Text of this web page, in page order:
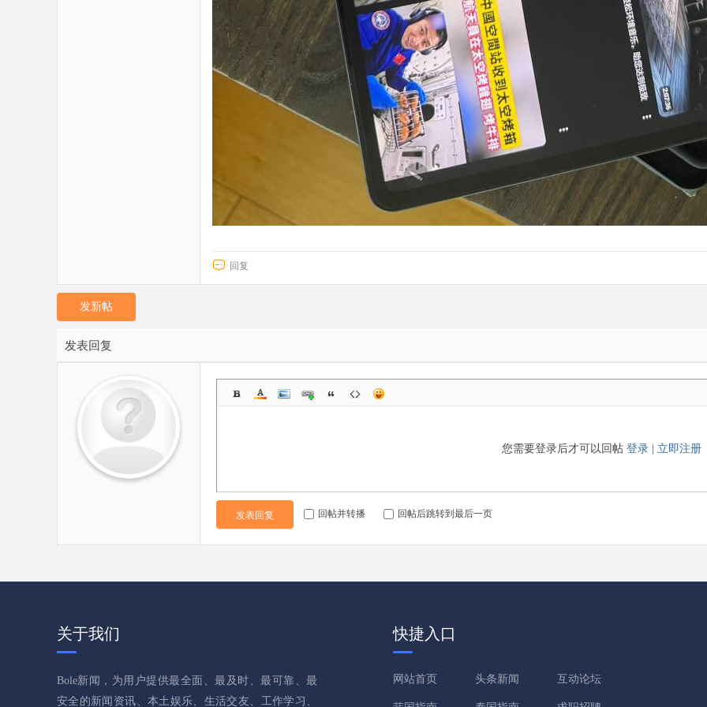
回复
发新帖
发表回复
您需要登录后才可以回帖 登录 立即注册
发表回复 回帖并转播 回帖后跳转到最后一页
关于我们
Bole新闻，为用户提供最全面、最及时、最可靠、最
安全的新闻资讯、本土娱乐、生活交友、工作学习、
快捷入口
网站首页 头条新闻 互动论坛